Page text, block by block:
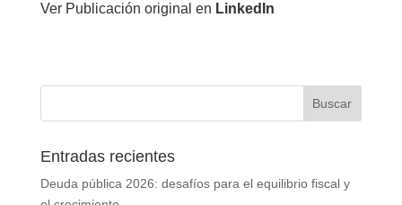
Ver Publicación original en LinkedIn
Entradas recientes
Deuda pública 2026: desafíos para el equilibrio fiscal y